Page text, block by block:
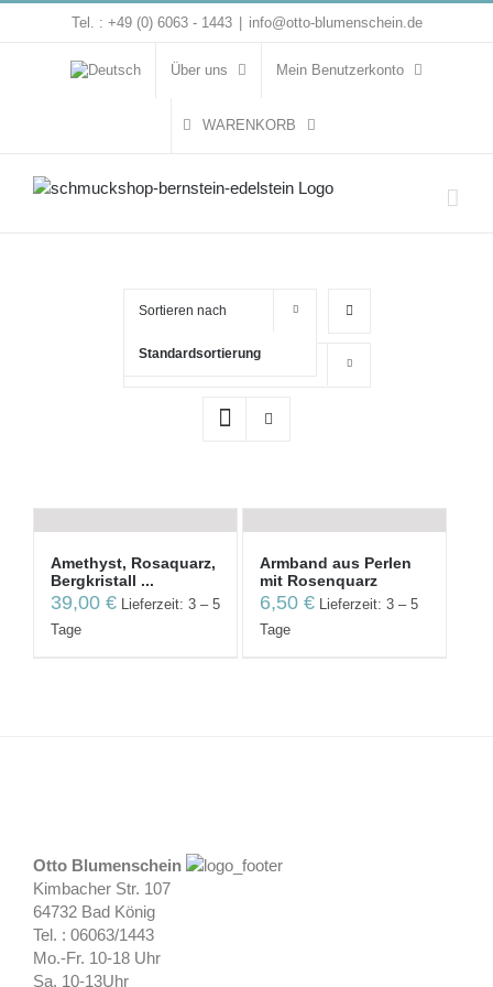
Tel. : +49 (0) 6063 - 1443 info@otto-blumenschein.de
Über uns Mein Benutzerkonto
WARENKORB
Sortieren nach
Standardsortierung
Amethyst, Rosaquarz,
Bergkristall ...
39,00 €
Lieferzeit: 3 – 5
Tage
Armband aus Perlen
mit Rosenquarz
6,50€
Lieferzeit: 3 – 5
Tage
Otto Blumenschein
Kimbacher Str. 107
64732 Bad König
Tel. : 06063/1443
Mo.-Fr. 10-18 Uhr
Sa. 10-13Uhr